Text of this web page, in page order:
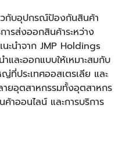
วกับอุปกรณ์ป้องกันสินค้า
ารส่งออกสินค้าระหว่าง
ะนำจาก JMP Holdings
ำและออกแบบให้เหมาะสมกับ
ญ่ที่ประเทศออสเตรเลีย และ
ายอุตสาหกรรมทั้งอุตสาหกร
ออนไลน์ และการบริการ